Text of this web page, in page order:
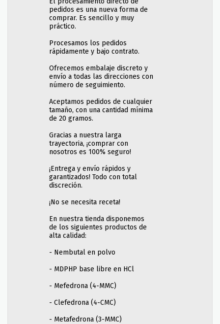
pedidos es una nueva forma de
comprar. Es sencillo y muy
práctico.
Procesamos los pedidos
rápidamente y bajo contrato.
Ofrecemos embalaje discreto y
envío a todas las direcciones con
número de seguimiento.
Aceptamos pedidos de cualquier
tamaño, con una cantidad mínima
de 20 gramos.
Gracias a nuestra larga
trayectoria, ¡comprar con
nosotros es 100% seguro!
¡Entrega y envío rápidos y
garantizados! Todo con total
discreción.
¡No se necesita receta!
En nuestra tienda disponemos
de los siguientes productos de
alta calidad:
- Nembutal en polvo
- MDPHP base libre en HCl
- Mefedrona (4-MMC)
- Clefedrona (4-CMC)
- Metafedrona (3-MMC)